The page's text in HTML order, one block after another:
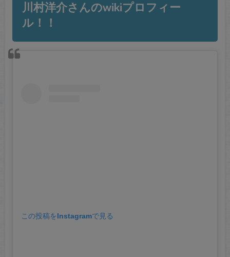
川村洋介さんのwikiプロフィー
ル！！
この投稿をInstagramで見る